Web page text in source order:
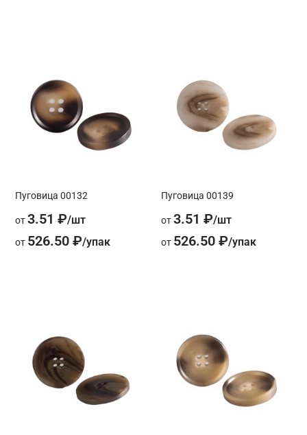
Пуговица 00132
от3.51 ₽
от 526.50 ₽
Пуговица 00139
от 3.51 ₽
от 526.50 ₽